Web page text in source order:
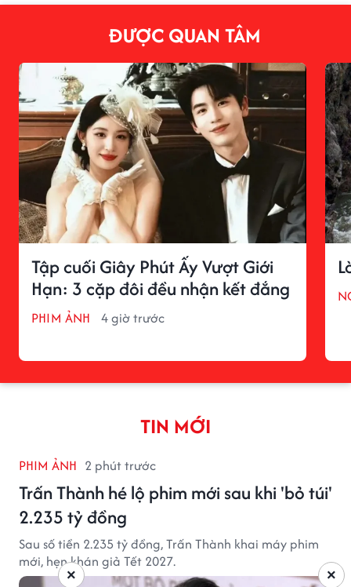
ĐƯỢC QUAN TÂM
Tập cuối Giây Phút Ấy Vượt Giới
Hạn: 3 cặp đôi đều nhận kết đắng
PHIM ẢNH 4 giờ trước
TIN MỚI
PHIM ẢNH 2 phút trước
Trấn Thành hé lộ phim mới sau khi 'bỏ túi'
2.235 tỷ đồng
Sau số tiền 2.235 tỷ đồng, Trấn Thành khai máy phim
mới, hẹn khán giả Tết 2027.
×
×